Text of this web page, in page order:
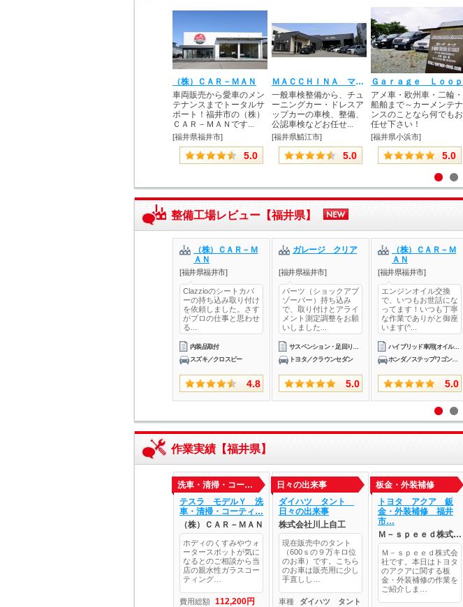
（株）ＣＡＲ－ＭＡＮ
車両販売から愛車のメン
テナンスまでトータルサ
ポート！福井市の（株）
ＣＡＲ－ＭＡＮです...
[福井県福井市]
5.0
ＭＡＣＣＨＩＮＡ マッキナ
一般車検整備から、チュ
ーニングカー・ドレスア
ップカーの車検、整備、
公認車検などお任せ...
[福井県鯖江市]
5.0
Ｇａｒａｇｅ Ｌｏｏｐ
アメ車・欧州車・二輪・
船舶まで～カーメンテナ
ンスのことなら何でもお
任せ下さい！
[福井県小浜市]
5.0
整備工場レビュー【福井県】
（株）ＣＡＲ－Ｍ
ＡＮ
[福井県福井市]
Clazzioのシートカバ
ーの持ち込み取り付け
を依頼しました。さす
がプロの仕事と思わせ
る...
内装品取付
スズキ／クロスビー
4.8
ガレージ クリア
[福井県福井市]
パーツ（ショックアブ
ゾーバー）持ち込み
で、取り付けとアライ
メント測定調整をお願
いしました...
サスペンション・足回りパーツ取付サスペンション・足回り修理・整備
トヨタ／クラウンセダン
5.0
（株）ＣＡＲ－Ｍ
ＡＮ
[福井県福井市]
エンジンオイル交換
で、いつもお世話にな
ってます！いつも丁寧
な作業でありがと御座
います(^...
ハイブリッド車用(オイル交換)
ホンダ／ステップワゴンスパーダ
5.0
作業実績【福井県】
洗車・清掃・コー…
テスラ モデルＹ 洗
車・清掃・コーティ…
（株）ＣＡＲ－ＭＡＮ
ホディのくすみやウォ
ータースポットが気に
なるとのご相談から当
店の親水性ガラスコー
ティング…
費用総額 112,200円
日々の出来事
ダイハツ タント
日々の出来事
株式会社川上自工
現在販売中のタント
（600ｓの９万キロ位
のお車）です。こちら
のお車は販売用に少し
手直しし…
車種 ダイハツ タント
板金・外装補修
トヨタ アクア 鈑
金・外装補修 福井
市…
Ｍ－ｓｐｅｅｄ株式…
Ｍ－ｓｐｅｅｄ株式会
社です。本日はトヨタ
のアクアに関する板
金・外装補修の作業を
ご紹介しま…